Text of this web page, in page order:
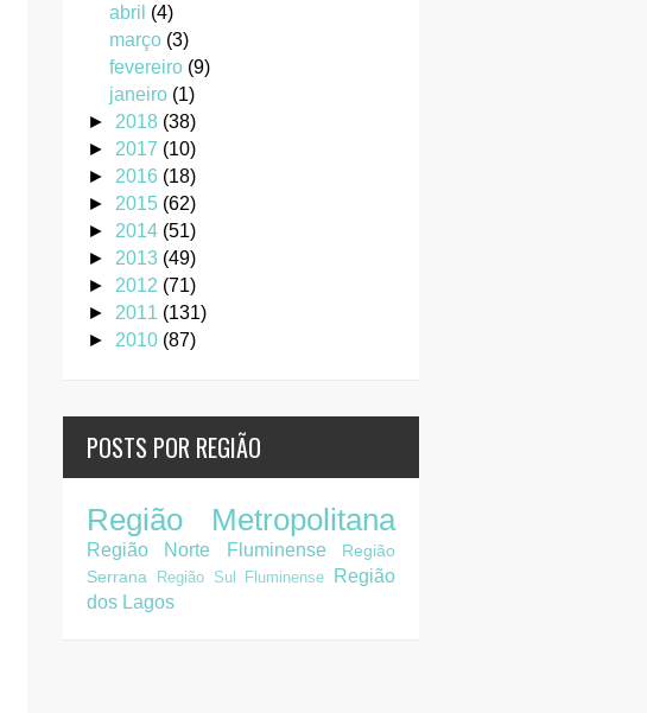
abril (4)
março (3)
fevereiro (9)
janeiro (1)
► 2018 (38)
► 2017 (10)
► 2016 (18)
► 2015 (62)
► 2014 (51)
► 2013 (49)
► 2012 (71)
► 2011 (131)
► 2010 (87)
POSTS POR REGIÃO
Região Metropolitana
Região Norte Fluminense
Região
Serrana
Região Sul Fluminense
Região
dos Lagos